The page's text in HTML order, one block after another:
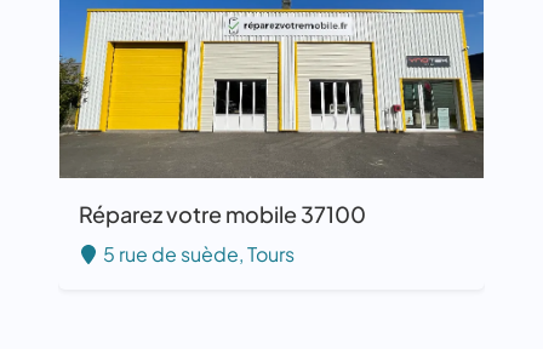
Réparez votre mobile 37100
5 rue de suède, Tours